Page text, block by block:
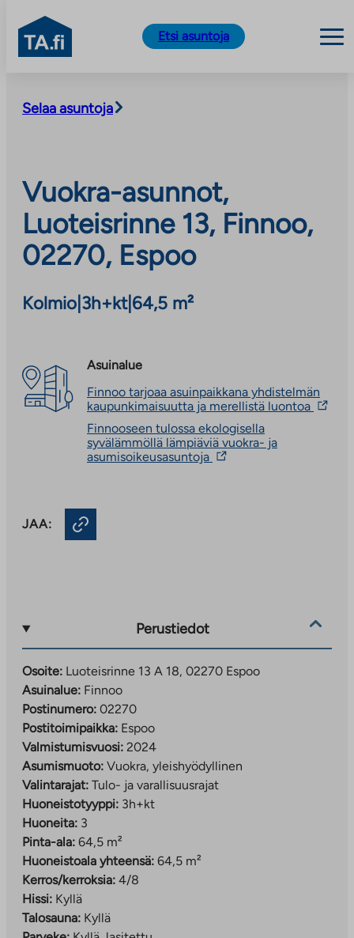
sisältöön
TA.fi
Etsi asuntoja
Selaa asuntoja
Vuokra-asunnot,
Luoteisrinne 13, Finnoo,
02270, Espoo
Kolmio 3h+kt| 64,5 m²
Asuinalue
Finnoo tarjoaa asuinpaikkana yhdistelmän
kaupunkimaisuutta ja merellistä luontoa Linkki
Finnooseen tulossa ekologisella
syvälämmöllä lämpiäviä vuokra- ja
asumisoikeusasuntoja Linkki
JAA:
Perustiedot
Osoite: Luoteisrinne 13 A 18, 02270 Espoo
Asuinalue: Finnoo
Postinumero: 02270
Postitoimipaikka: Espoo
Valmistumisvuosi: 2024
Asumismuoto: Vuokra, yleishyödyllinen
Valintarajat: Tulo- ja varallisuusrajat
Huoneistotyyppi: 3h+kt
Huoneita: 3
Pinta-ala: 64,5 m²
Huoneistoala yhteensä: 64,5 m²
Kerros/kerroksia: 4/8
Hissi: Kyllä
Talosauna: Kyllä